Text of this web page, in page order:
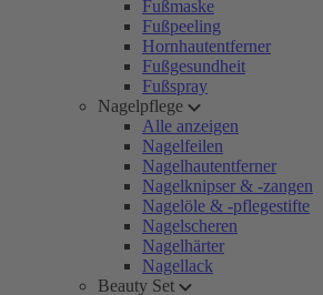
Fußmaske
Fußpeeling
Hornhautentferner
Fußgesundheit
Fußspray
Nagelpflege
Alle anzeigen
Nagelfeilen
Nagelhautentferner
Nagelknipser & -zangen
Nagelöle & -pflegestifte
Nagelscheren
Nagelhärter
Nagellack
Beauty Set